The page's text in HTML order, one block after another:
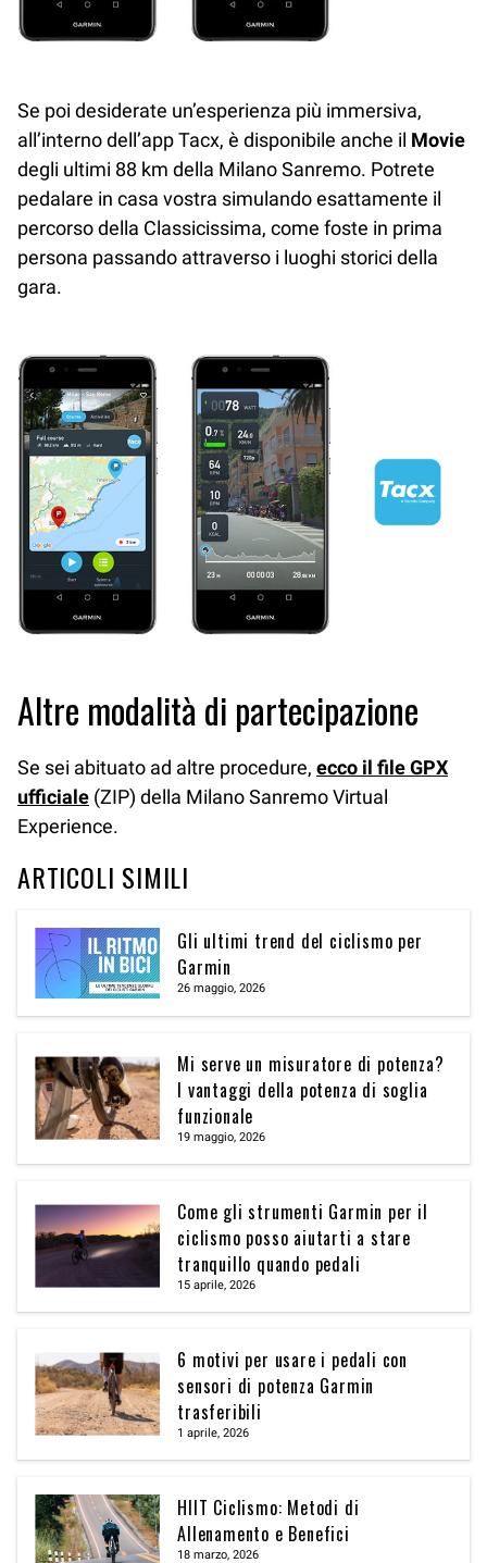
Se poi desiderate un’esperienza più immersiva,
all’interno dell’app Tacx, è disponibile anche il Movie
degli ultimi 88 km della Milano Sanremo. Potrete
pedalare in casa vostra simulando esattamente il
percorso della Classicissima, come foste in prima
persona passando attraverso i luoghi storici della
gara.
Altre modalità di partecipazione
Se sei abituato ad altre procedure, ecco il file GPX
ufficiale (ZIP) della Milano Sanremo Virtual
Experience.
ARTICOLI SIMILI
Gli ultimi trend del ciclismo per
Garmin
26 maggio, 2026
Mi serve un misuratore di potenza?
I vantaggi della potenza di soglia
funzionale
19 maggio, 2026
Come gli strumenti Garmin per il
ciclismo posso aiutarti a stare
tranquillo quando pedali
15 aprile, 2026
6 motivi per usare i pedali con
sensori di potenza Garmin
trasferibili
1 aprile, 2026
HIIT Ciclismo: Metodi di
Allenamento e Benefici
18 marzo, 2026